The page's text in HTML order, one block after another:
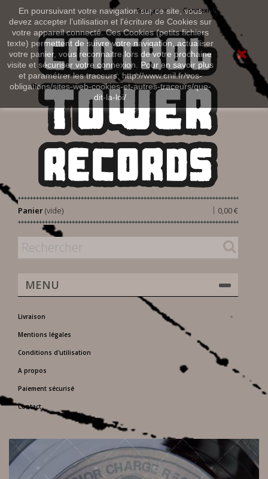
En poursuivant votre navigation sur ce site, vous
devez accepter l’utilisation et l'écriture de Cookies sur
votre appareil connecté. Ces Cookies (petits fichiers
texte) permettent de suivre votre navigation, actualiser
votre panier, vous reconnaitre lors de votre prochaine
visite et sécuriser votre connexion. Pour en savoir plus
et paramétrer les traceurs: http://www.cnil.fr/vos-
obligations/sites-web-cookies-et-autres-traceurs/que-
dit-la-loi/
Connexion
Français
Panier 0,00 €
|
(vide)
MENU
Livraison
Mentions légales
Conditions d'utilisation
A propos
Paiement sécurisé
Contact